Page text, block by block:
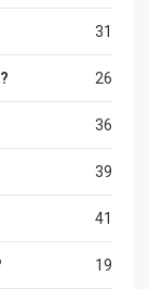
31
26
36
39
41
19